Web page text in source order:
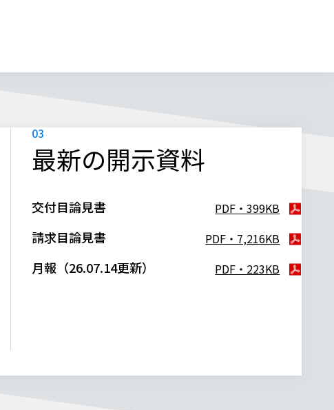
最新の開示資料
交付目論見書 PDF・399KB
請求目論見書 PDF・7,216KB
月報（26.07.14更新） PDF・223KB